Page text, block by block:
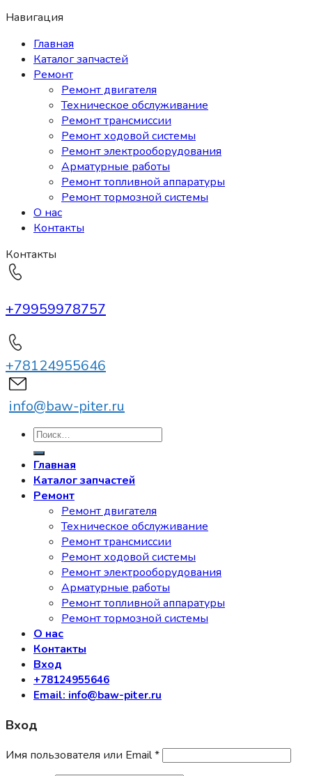
Навигация
Главная
Каталог запчастей
Ремонт
Ремонт двигателя
Техническое обслуживание
Ремонт трансмиссии
Ремонт ходовой системы
Ремонт электрооборудования
Арматурные работы
Ремонт топливной аппаратуры
Ремонт тормозной системы
О нас
Контакты
Контакты
+79959978757
+78124955646
info@baw-piter.ru
Искать:
Главная
Каталог запчастей
Ремонт
Ремонт двигателя
Техническое обслуживание
Ремонт трансмиссии
Ремонт ходовой системы
Ремонт электрооборудования
Арматурные работы
Ремонт топливной аппаратуры
Ремонт тормозной системы
О нас
Контакты
Вход
+78124955646
Email: info@baw-piter.ru
Вход
Имя пользователя или Email*